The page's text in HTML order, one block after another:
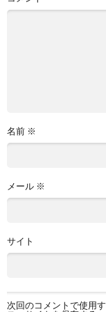
名前 ※
メール ※
サイト
次回のコメントで使用